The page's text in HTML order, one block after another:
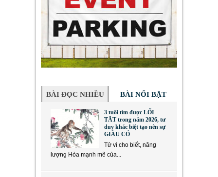
BÀI ĐỌC NHIỀU BÀI NỔI BẬT
3 tuổi tìm được LỐI
TẮT trong năm 2026, tư
duy khác biệt tạo nên sự
GIÀU CÓ
Tử vi cho biết, năng
lượng Hỏa mạnh mẽ của...